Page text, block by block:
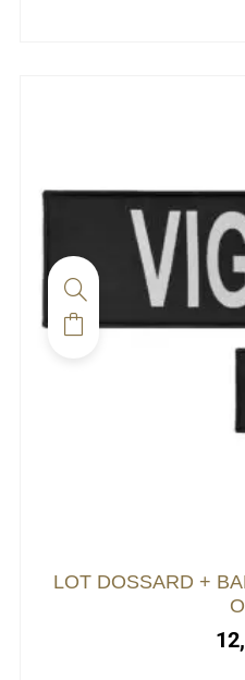
LOT DOSSARD +